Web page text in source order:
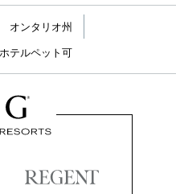
オンタリオ州
テルペット可